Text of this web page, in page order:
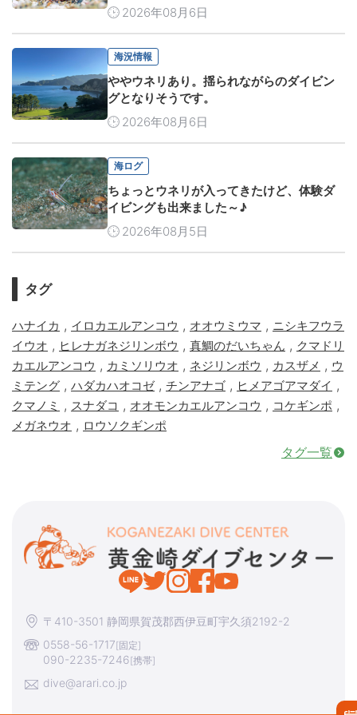
2026年08月6日
海況情報
ややウネリあり。揺られながらのダイビン
グとなりそうです。
2026年08月6日
海ログ
ちょっとウネリが入ってきたけど、体験ダ
イビングも出来ました～♪
2026年08月5日
タグ
ハナイカ , イロカエルアンコウ , オオウミウマ , ニシキフウラ
イウオ , ヒレナガネジリンボウ , 真鯛のだいちゃん , クマドリ
カエルアンコウ , カミソリウオ , ネジリンボウ , カスザメ , ウ
ミテング , ハダカハオコゼ, チンアナゴ , ヒメアゴアマダイ ,
クマノミ , スナダコ , オオモンカエルアンコウ , コケギンポ ,
メガネウオ , ロウソクギンポ
タグ一覧
〒410-3501 静岡県賀茂郡西伊豆町宇久須2192-2
0558-56-1717[固定]
090-2235-7246[携帯]
dive@arari.co.jp